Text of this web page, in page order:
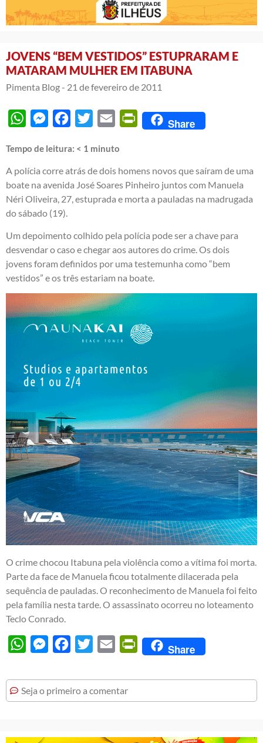
JOVENS “BEM VESTIDOS” ESTUPRARAM E
MATARAM MULHER EM ITABUNA
Pimenta Blog - 21 de fevereiro de 2011
WhatsAppMessengerFacebook
Twitter Email PrintFriendly
Share
Tempo de leitura: < 1 minuto
A polícia corre atrás de dois homens novos que saíram de uma
boate na avenida José Soares Pinheiro juntos com Manuela
Néri Oliveira, 27, estuprada e morta a pauladas na madrugada
do sábado (19).
Um depoimento colhido pela polícia pode ser a chave para
desvendar o caso e chegar aos autores do crime. Os dois
jovens foram definidos por uma testemunha como “bem
vestidos” e os três estariam na boate.
O crime chocou Itabuna pela violência como a vítima foi morta.
Parte da face de Manuela ficou totalmente dilacerada pela
sequência de pauladas. O reconhecimento de Manuela foi feito
pela família nesta tarde. O assassinato ocorreu no loteamento
Teclo Conrado.
WhatsAppMessengerFacebook
Twitter Email PrintFriendly
Share
Seja o primeiro a comentar